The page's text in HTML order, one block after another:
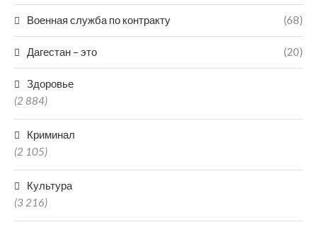
Военная служба по контракту (68)
Дагестан – это (20)
Здоровье
(2 884)
Криминал
(2 105)
Культура
(3 216)